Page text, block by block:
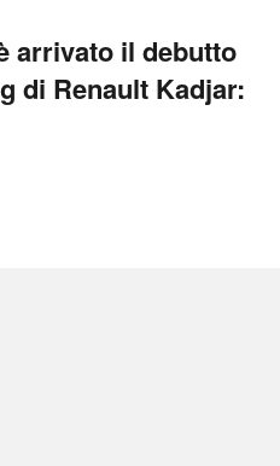
arrivato il debutto
di Renault Kadjar: